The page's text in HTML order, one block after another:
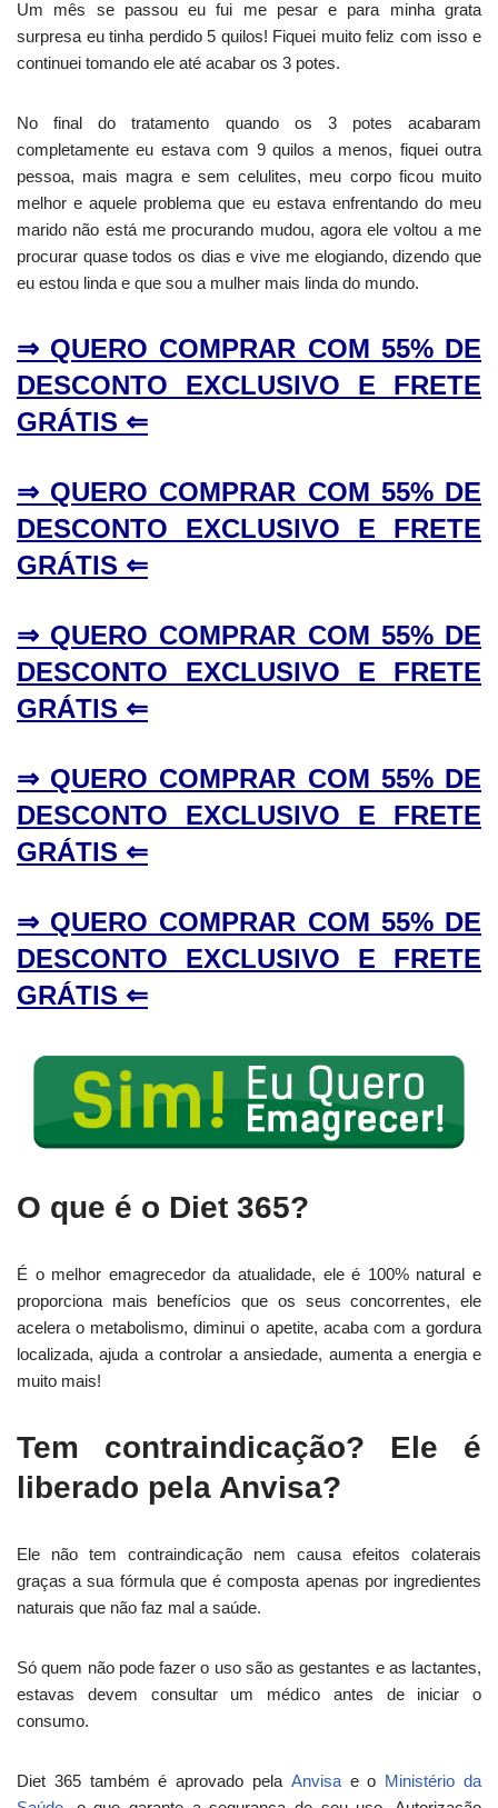
Um mês se passou eu fui me pesar e para minha grata
surpresa eu tinha perdido 5 quilos! Fiquei muito feliz com isso e
continuei tomando ele até acabar os 3 potes.
No final do tratamento quando os 3 potes acabaram
completamente eu estava com 9 quilos a menos, fiquei outra
pessoa, mais magra e sem celulites, meu corpo ficou muito
melhor e aquele problema que eu estava enfrentando do meu
marido não está me procurando mudou, agora ele voltou a me
procurar quase todos os dias e vive me elogiando, dizendo que
eu estou linda e que sou a mulher mais linda do mundo.
⇒ QUERO COMPRAR COM 55% DE
DESCONTO EXCLUSIVO E FRETE
GRÁTIS ⇐
⇒ QUERO COMPRAR COM 55% DE
DESCONTO EXCLUSIVO E FRETE
GRÁTIS ⇐
⇒ QUERO COMPRAR COM 55% DE
DESCONTO EXCLUSIVO E FRETE
GRÁTIS ⇐
⇒ QUERO COMPRAR COM 55% DE
DESCONTO EXCLUSIVO E FRETE
GRÁTIS ⇐
⇒ QUERO COMPRAR COM 55% DE
DESCONTO EXCLUSIVO E FRETE
GRÁTIS ⇐
O que é o Diet 365?
É o melhor emagrecedor da atualidade, ele é 100% natural e
proporciona mais benefícios que os seus concorrentes, ele
acelera o metabolismo, diminui o apetite, acaba com a gordura
localizada, ajuda a controlar a ansiedade, aumenta a energia e
muito mais!
Tem contraindicação? Ele é
liberado pela Anvisa?
Ele não tem contraindicação nem causa efeitos colaterais
graças a sua fórmula que é composta apenas por ingredientes
naturais que não faz mal a saúde.
Só quem não pode fazer o uso são as gestantes e as lactantes,
estavas devem consultar um médico antes de iniciar o
consumo.
Diet 365 também é aprovado pela Anvisae o Ministério da